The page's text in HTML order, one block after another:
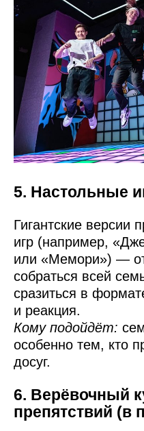
5. Настольные
Гигантские версии
игр (например,
или «Мемори») —
собраться всей
сразиться в
и реакция.
Кому подойдёт:
особенно тем, кто
досуг.
6. Верёвочный
препятствий (в